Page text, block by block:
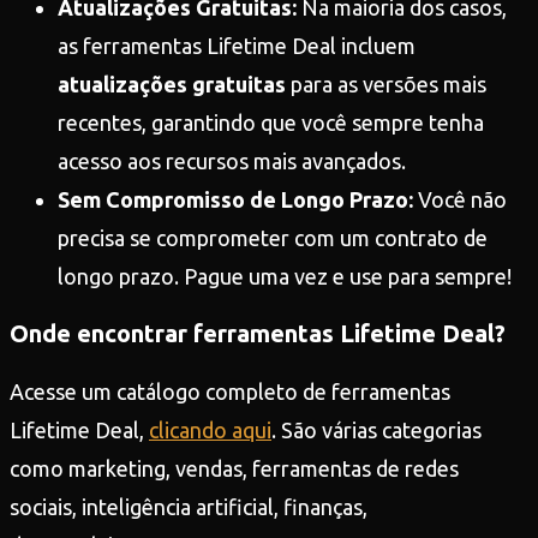
Atualizações Gratuitas: Na maioria dos casos,
as ferramentas Lifetime Deal incluem
atualizações gratuitas para as versões mais
recentes, garantindo que você sempre tenha
acesso aos recursos mais avançados.
Sem Compromisso de Longo Prazo: Você não
precisa se comprometer com um contrato de
longo prazo. Pague uma vez e use para sempre!
Onde encontrar ferramentas Lifetime Deal?
Acesse um catálogo completo de ferramentas
Lifetime Deal, clicando aqui. São várias categorias
como marketing, vendas, ferramentas de redes
sociais, inteligência artificial, finanças,